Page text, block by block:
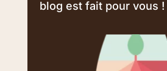
blog est fait pour vous !